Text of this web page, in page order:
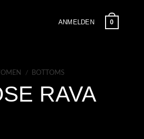
ANMELDEN 0
/ BOTTOMS
RAVA